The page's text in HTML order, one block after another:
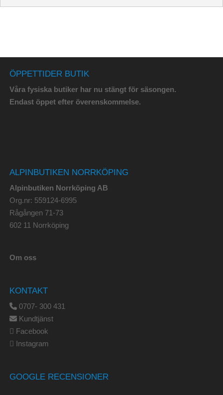
ÖPPETTIDER BUTIK
Våra fysiska butiker har nu stängt för säsongen.
Endast öppet efter överenskommelse.
ALPINBUTIKEN NORRKÖPING
Alpinbutiken Norrköping AB
Org.nr: 559124-6995
Rågången 71-73
602 11 Norrköping
Om oss
KONTAKT
0707- 300 431
Kundtjänst
Facebook
Instagram
GOOGLE RECENSIONER